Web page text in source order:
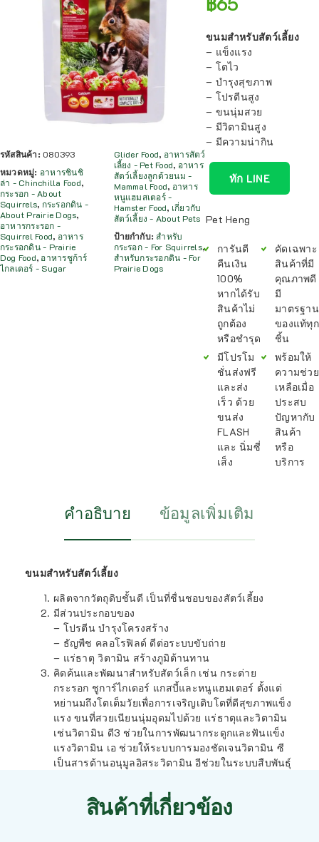
รหัสสินค้า: 080393
หมวดหมู่: อาหารชินชิ
ล่า - Chinchilla Food,
กระรอก - About
Squirrels, กระรอกดิน -
About Prairie Dogs,
อาหารกระรอก -
Squirrel Food, อาหาร
กระรอกดิน - Prairie
Dog Food, อาหารชูก้าร์
ไกลเดอร์ - Sugar
Glider Food, อาหารสัตว์
เลี้ยง - Pet Food, อาหาร
สัตว์เลี้ยงลูกด้วยนม -
Mammal Food, อาหาร
หนูแฮมสเตอร์ -
Hamster Food, เกี่ยวกับ
สัตว์เลี้ยง - About Pets
ป้ายกำกับ:สำหรับ
กระรอก - For Squirrels,
สำหรับกระรอกดิน - For
Prairie Dogs
ขนมสำหรับสัตว์เลี้ยง
– แข็งแรง
– โตไว
– บำรุงสุขภาพ
– โปรตีนสูง
– ขนนุ่มสวย
– มีวิตามินสูง
– มีความน่ากิน
ทัก LINE
Pet Heng
การันตี
คืนเงิน
100%
หากได้รับ
สินค้าไม่
ถูกต้อง
หรือชำรุด
มีโปรโม
ชั่นส่งฟรี
และส่ง
เร็ว ด้วย
ขนส่ง
FLASH
และ นิ่มซี่
เส็ง
คัดเฉพาะ
สินค้าที่มี
คุณภาพดี
มี
มาตรฐาน
ของแท้ทุก
ชิ้น
พร้อมให้
ความช่วย
เหลือเมื่อ
ประสบ
ปัญหากับ
สินค้า
หรือ
บริการ
คำอธิบาย ข้อมูลเพิ่มเติม
ขนมสำหรับสัตว์เลี้ยง
ผลิตจากวัตถุดิบชั้นดี เป็นที่ชื่นชอบของสัตว์เลี้ยง
มีส่วนประกอบของ
– โปรตีน บำรุงโครงสร้าง
– ธัญพืช คลอโรฟิลด์ ดีต่อระบบขับถ่าย
– แร่ธาตุ วิตามิน สร้างภูมิต้านทาน
คิดค้นและพัฒนาสำหรับสัตว์เล็ก เช่น กระต่าย
กระรอก ชูการ์ไกเดอร์ แกสบี้และหนูแฮมเตอร์ ตั้งแต่
หย่านมถึงโตเต็มวัยเพื่อการเจริญเติบโตที่ดีสุขภาพแข็ง
แรง ขนที่สวยเนียนนุ่มอุดมไปด้วย แร่ธาตุและวิตามิน
เช่นวิตามิน ดี3 ช่วยในการพัฒนากระดูกและฟันแข็ง
แรงวิตามิน เอ ช่วยให้ระบบการมองชัดเจนวิตามิน ซี
เป็นสารต้านอนุมูลอิสระวิตามิน อีช่วยในระบบสืบพันธุ์
สินค้าที่เกี่ยวข้อง